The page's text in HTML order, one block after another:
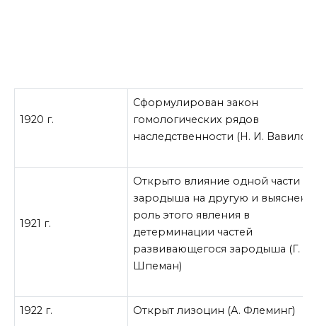
1920 г.
Сформулирован закон
гомологических рядов
наследственности (Н. И. Вавилов)
1921 г.
Открыто влияние одной части
зародыша на другую и выяснена
роль этого явления в
детерминации частей
развивающегося зародыша (Г.
Шпеман)
1922 г. Открыт лизоцин (А. Флеминг)